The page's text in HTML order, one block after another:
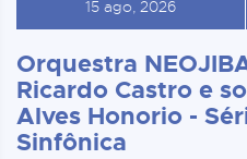
15 ago, 2026
Orquestra
Ricardo Castro e
Alves Honorio -
Sinfônica